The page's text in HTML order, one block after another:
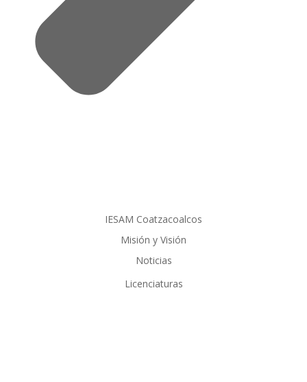
IESAM Coatzacoalcos
Misión y Visión
Noticias
Licenciaturas